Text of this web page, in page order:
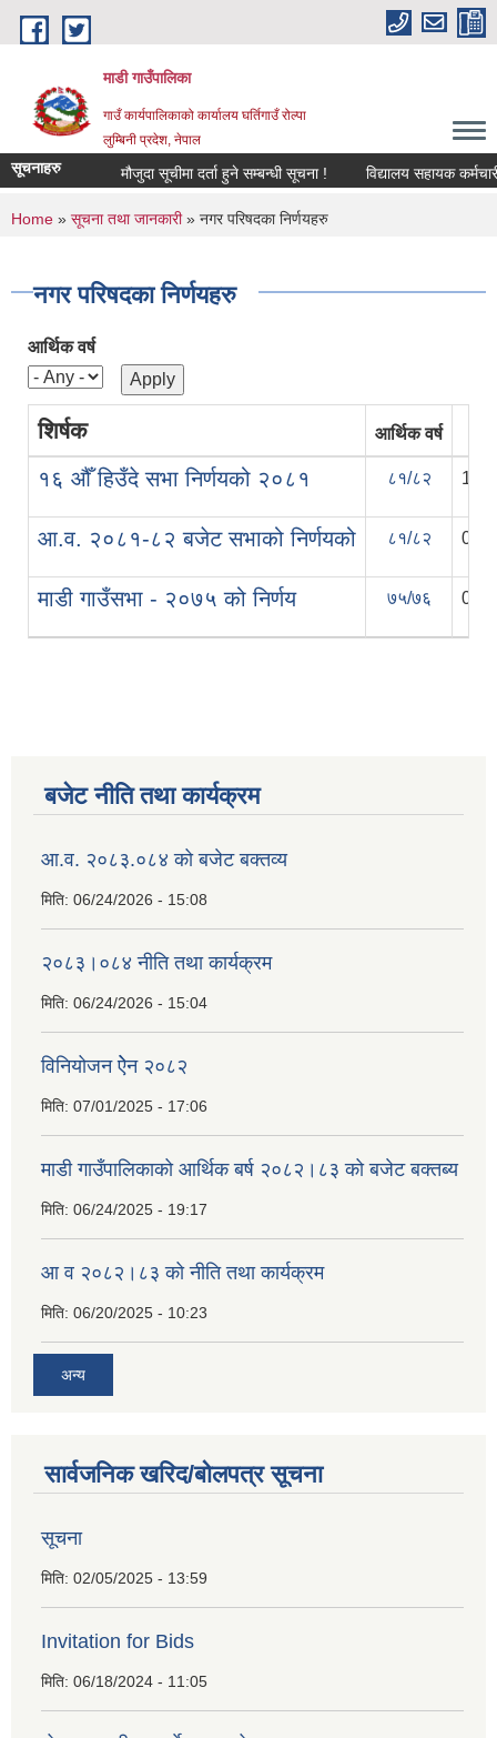
Skip to main content
माडी गाउँपालिका
गाउँ कार्यपालिकाको कार्यालय घर्तिगाउँ रोल्पा
लुम्बिनी प्रदेश, नेपाल
सूचनाहरु मौजुदा सूचीमा दर्ता हुने सम्बन्धी सूचना ! विद्यालय सहायक कर्मचारी
You are here
Home » सूचना तथा जानकारी» नगर परिषदका निर्णयहरु
नगर परिषदका निर्णयहरु
आर्थिक वर्ष
शिर्षक आर्थिक वर्ष
१६ ‍‍‌औँ हिउँदे सभा निर्णयको २०८१ ८१/८२ 12/
आ.व. २०८१-८२ बजेट सभाको निर्णयको ८१/८२ 06/
माडी गाउँसभा - २०७५ को निर्णय ७५/७६ 08/
बजेट नीति तथा कार्यक्रम
आ.व. २०८३.०८४ को बजेट बक्तव्य
मिति: 06/24/2026 - 15:08
२०८३।०८४ नीति तथा कार्यक्रम
मिति: 06/24/2026 - 15:04
विनियोजन ऐेन २०८२
मिति: 07/01/2025 - 17:06
माडी गाउँपालिकाको आर्थिक बर्ष २०८२।८३ को बजेट बक्तब्य
मिति: 06/24/2025 - 19:17
आ व २०८२।८३ को नीति तथा कार्यक्रम
मिति: 06/20/2025 - 10:23
अन्य
सार्वजनिक खरिद/बोलपत्र सूचना
सूचना
मिति: 02/05/2025 - 13:59
Invitation for Bids
मिति: 06/18/2024 - 11:05